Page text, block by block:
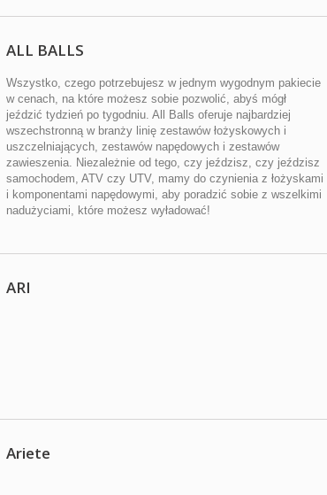
ALL BALLS
Wszystko, czego potrzebujesz w jednym wygodnym pakiecie
w cenach, na które możesz sobie pozwolić, abyś mógł
jeździć tydzień po tygodniu. All Balls oferuje najbardziej
wszechstronną w branży linię zestawów łożyskowych i
uszczelniających, zestawów napędowych i zestawów
zawieszenia. Niezależnie od tego, czy jeździsz, czy jeździsz
samochodem, ATV czy UTV, mamy do czynienia z łożyskami
i komponentami napędowymi, aby poradzić sobie z wszelkimi
nadużyciami, które możesz wyładować!
ARI
Ariete